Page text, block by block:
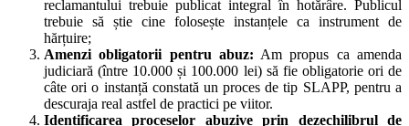
reclamantului trebuie publicat integral în hotărâre. Publicul
trebuie să știe cine folosește instanțele ca instrument de
hărțuire;
Amenzi obligatorii pentru abuz: Am propus ca amenda
judiciară (între 10.000 și 100.000 lei) să fie obligatorie ori de
câte ori o instanță constată un proces de tip SLAPP, pentru a
descuraja real astfel de practici pe viitor.
Identificarea proceselor abuzive prin dezechilibrul de